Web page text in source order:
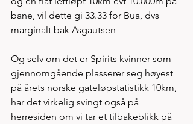
bane, vil dette gi 33.33 for Bua, dvs
marginalt bak Asgautsen
Og selv om det er Spirits kvinner som
gjennomgående plasserer seg høyest
på årets norske gateløpstatistikk 10km,
har det virkelig svingt også på
herresiden om vi tar et tilbakeblikk på